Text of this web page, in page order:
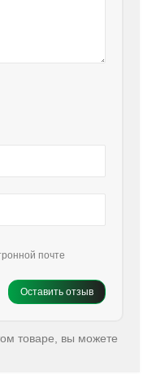
почте
Оставить отзыв
товаре, вы можете